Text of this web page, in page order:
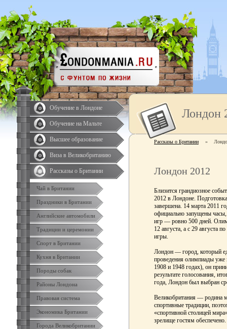
Обучение в Лондоне
Обучение на Мальте
Высшее образование
Виза в Великобританию
Рассказы о Британии
Чай в Британии
Праздники в Британии
Английские автомобили
Традиции и церемонии
Спорт в Британии
Кухня в Британии
Породы собак
Районы Лондона
Правовая система
Экономика Британии
Города Великобритании
Лондон
Рассказы о Британии »
Лондон 2012
Близится грандиозное
2012 в Лондоне.
завершена. 14 марта 2011
официально запущены
игр — ровно 500 дней.
12 августа, а с 29 августа
игры.
Лондон — город, который
проведения олимпиады уже
1908 и 1948 годах), он
результате голосования,
года, Лондон был выбран
Великобритания — родина
спортивные традиции,
«спортивной столицей
зрелище гостям обеспечено.